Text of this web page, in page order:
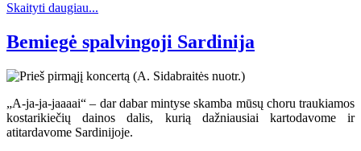
Skaityti daugiau...
Bemiegė spalvingoji Sardinija
„A-ja-ja-jaaaai“ – dar dabar mintyse skamba mūsų choru traukiamos
kostarikiečių dainos dalis, kurią dažniausiai kartodavome ir
atitardavome Sardinijoje.